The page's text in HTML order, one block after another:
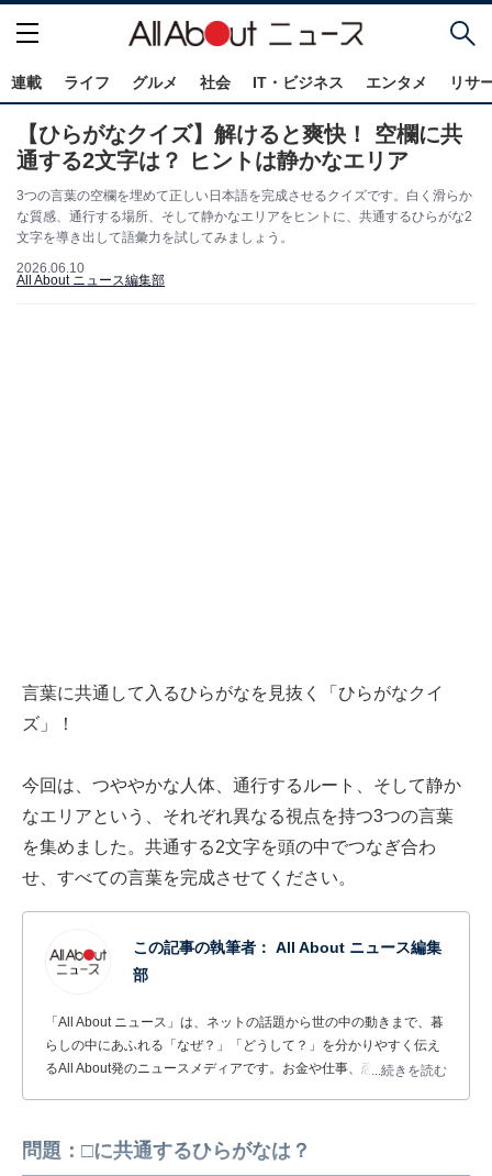
連載 ライフ グルメ 社会 IT・ビジネス エンタメ リサ
【ひらがなクイズ】解けると爽快！ 空欄に共
通する2文字は？ ヒントは静かなエリア
3つの言葉の空欄を埋めて正しい日本語を完成させるクイズです。白く滑らか
な質感、通行する場所、そして静かなエリアをヒントに、共通するひらがな2
文字を導き出して語彙力を試してみましょう。
2026.06.10
All About ニュース編集部
言葉に共通して入るひらがなを見抜く「ひらがなクイ
ズ」！
今回は、つややかな人体、通行するルート、そして静か
なエリアという、それぞれ異なる視点を持つ3つの言葉
を集めました。共通する2文字を頭の中でつなぎ合わ
せ、すべての言葉を完成させてください。
この記事の執筆者： All About ニュース編集
部
「All About ニュース」は、ネットの話題から世の中の動きまで、暮
らしの中にあふれる「なぜ？」「どうして？」を分かりやすく伝え
るAll About発のニュースメディアです。お金や仕事、恋愛、ITに関
...続きを読む
問題：□に共通するひらがなは？